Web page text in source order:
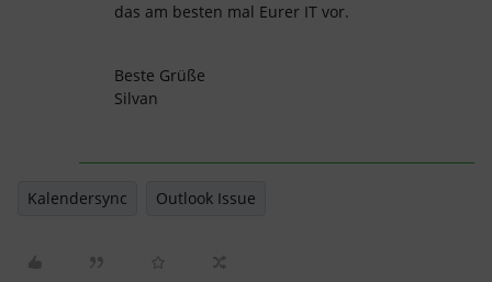
das am besten mal Eurer IT vor.
Beste Grüße
Silvan
Kalendersync Outlook Issue